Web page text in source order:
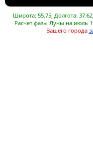
Широта: 55.75; Долгота:
Расчет фазы Луны на июль
Вашего города